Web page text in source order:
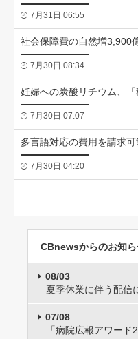
7月31日 06:55
社会保障費の自然増3,900
7月30日 08:34
妊婦への炭酸リチウム、「
7月30日 07:07
多言語対応の費用を請求
7月30日 04:20
CBnewsからのお知
08/03
夏季休業に伴う配信
07/08
「病院広報アワー